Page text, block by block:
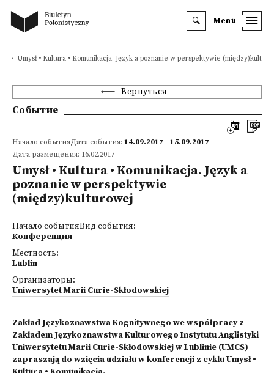
Menu
Umysł • Kultura • Komunikacja. Język a poznanie w perspektywie
Вернуться
Событие
Начало событияДата события: 14.09.2017 - 15.09.2017
Дата размещения: 16.02.2017
Umysł • Kultura • Komunikacja. Język a
poznanie w perspektywie
(między)kulturowej
Начало событияВид события:
Конференция
Местность:
Lublin
Организаторы:
Uniwersytet Marii Curie-Skłodowskiej
Zakład Językoznawstwa Kognitywnego we współpracy z
Zakładem Językoznawstwa Kulturowego Instytutu Anglistyki
Uniwersytetu Marii Curie-Skłodowskiej w Lublinie (UMCS)
zapraszają do wzięcia udziału w konferencji z cyklu Umysł •